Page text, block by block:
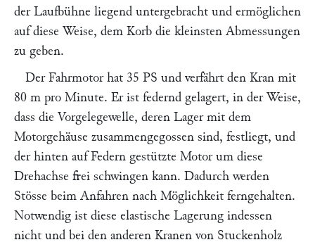
der Laufbühne liegend untergebracht und ermöglichen
auf diese Weise, dem Korb die kleinsten Abmessungen
zu geben.
Der Fahrmotor hat 35 PS und verfährt den Kran mit
80 m pro Minute. Er ist federnd gelagert, in der Weise,
dass die Vorgelegewelle, deren Lager mit dem
Motorgehäuse zusammengegossen sind, festliegt, und
der hinten auf Federn gestützte Motor um diese
Drehachse frei schwingen kann. Dadurch werden
Stösse beim Anfahren nach Möglichkeit ferngehalten.
Notwendig ist diese elastische Lagerung indessen
nicht und bei den anderen Kranen von Stuckenholz